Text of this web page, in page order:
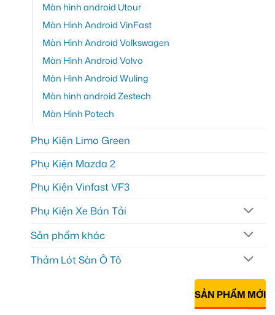
Màn hình android Utour
Màn Hình Android VinFast
Màn Hình Android Volkswagen
Màn Hình Android Volvo
Màn Hình Android Wuling
Màn hình android Zestech
Màn Hình Potech
Phụ Kiện Limo Green
Phụ Kiện Mazda 2
Phụ Kiện Vinfast VF3
Phụ Kiện Xe Bán Tải
Sản phẩm khác
Thảm Lót Sàn Ô Tô
SẢN PHẨM MỚI